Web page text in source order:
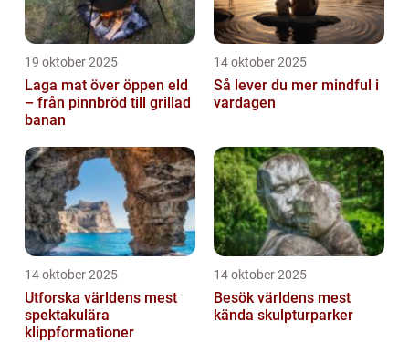
19 oktober 2025
Laga mat över öppen eld
– från pinnbröd till grillad
banan
14 oktober 2025
Så lever du mer mindful i
vardagen
14 oktober 2025
Utforska världens mest
spektakulära
klippformationer
14 oktober 2025
Besök världens mest
kända skulpturparker